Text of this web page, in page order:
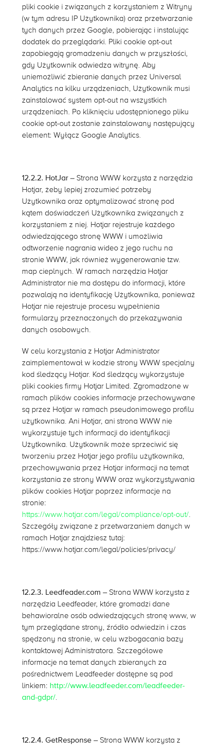
pliki cookie i związanych z korzystaniem z Witryny
(w tym adresu IP Użytkownika) oraz przetwarzanie
tych danych przez Google, pobierając i instalując
dodatek do przeglądarki. Pliki cookie opt-out
zapobiegają gromadzeniu danych w przyszłości,
gdy Użytkownik odwiedza witrynę. Aby
uniemożliwić zbieranie danych przez Universal
Analytics na kilku urządzeniach, Użytkownik musi
zainstalować system opt-out na wszystkich
urządzeniach. Po kliknięciu udostępnionego pliku
cookie opt-out zostanie zainstalowany następujący
element: Wyłącz Google Analytics.
12.2.2. HotJar – Strona WWW korzysta z narzędzia
Hotjar, żeby lepiej zrozumieć potrzeby
Użytkownika oraz optymalizować stronę pod
kątem doświadczeń Użytkownika związanych z
korzystaniem z niej. Hotjar rejestruje każdego
odwiedzającego stronę WWW i umożliwia
odtworzenie nagrania wideo z jego ruchu na
stronie WWW, jak również wygenerowanie tzw.
map cieplnych. W ramach narzędzia Hotjar
Administrator nie ma dostępu do informacji, które
pozwalają na identyfikację Użytkownika, ponieważ
Hotjar nie rejestruje procesu wypełnienia
formularzy przeznaczonych do przekazywania
danych osobowych.
W celu korzystania z Hotjar Administrator
zaimplementował w kodzie strony WWW specjalny
kod śledzący Hotjar. Kod śledzący wykorzystuje
pliki cookies firmy Hotjar Limited. Zgromadzone w
ramach plików cookies informacje przechowywane
są przez Hotjar w ramach pseudonimowego profilu
użytkownika. Ani Hotjar, ani strona WWW nie
wykorzystuje tych informacji do identyfikacji
Użytkownika. Użytkownik może sprzeciwić się
tworzeniu przez Hotjar jego profilu użytkownika,
przechowywania przez Hotjar informacji na temat
korzystania ze strony WWW oraz wykorzystywania
plików cookies Hotjar poprzez informacje na
stronie:
https://www.hotjar.com/legal/compliance/opt-out/.
Szczegóły związane z przetwarzaniem danych w
ramach Hotjar znajdziesz tutaj:
https://www.hotjar.com/legal/policies/privacy/
12.2.3. Leedfeader.com – Strona WWW korzysta z
narzędzia Leedfeader, które gromadzi dane
behawioralne osób odwiedzających stronę www, w
tym przeglądane strony, źródło odwiedzin i czas
spędzony na stronie, w celu wzbogacania bazy
kontaktowej Administratora. Szczegółowe
informacje na temat danych zbieranych za
pośrednictwem Leadfeeder dostępne są pod
linkiem: http://www.leadfeeder.com/leadfeeder-
and-gdpr/.
12.2.4. GetResponse – Strona WWW korzysta z